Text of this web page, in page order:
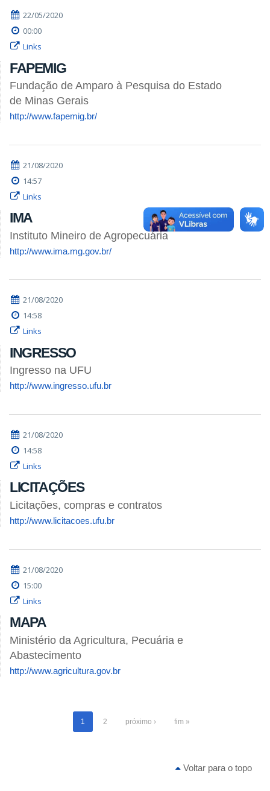
22/05/2020
00:00
Links
FAPEMIG
Fundação de Amparo à Pesquisa do Estado
de Minas Gerais
http://www.fapemig.br/
21/08/2020
14:57
Links
IMA
Instituto Mineiro de Agropecuária
http://www.ima.mg.gov.br/
21/08/2020
14:58
Links
INGRESSO
Ingresso na UFU
http://www.ingresso.ufu.br
21/08/2020
14:58
Links
LICITAÇÕES
Licitações, compras e contratos
http://www.licitacoes.ufu.br
21/08/2020
15:00
Links
MAPA
Ministério da Agricultura, Pecuária e
Abastecimento
http://www.agricultura.gov.br
1 2 próximo › fim »
Voltar para o topo